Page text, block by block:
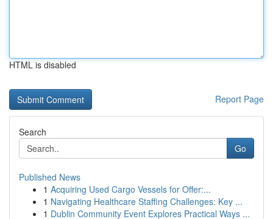
HTML is disabled
Report Page
Search
Go
Published News
1 Acquiring Used Cargo Vessels for Offer:...
1 Navigating Healthcare Staffing Challenges: Key ...
1 Dublin Community Event Explores Practical Ways ...